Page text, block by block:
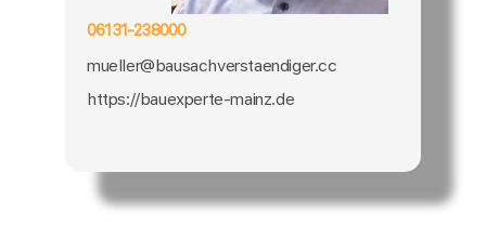
06131-238000
mueller@bausachverstaendiger.cc
https://bauexperte-mainz.de